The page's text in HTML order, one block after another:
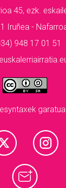
45, ezk.
Iruñea -
948 17 01 51
garatua